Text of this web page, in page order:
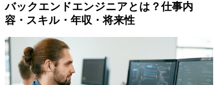
エンジニア
キャリア
エキスパート・コラム
バックエンドエンジニアとは？仕事内
容・スキル・年収・将来性